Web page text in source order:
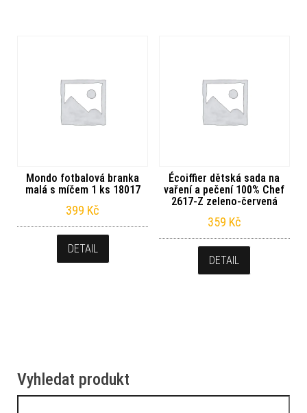
Mondo fotbalová branka
malá s míčem 1 ks 18017
399 Kč
DETAIL
Écoiffier dětská sada na
vaření a pečení 100% Chef
2617-Z zeleno-červená
359 Kč
DETAIL
Vyhledat produkt